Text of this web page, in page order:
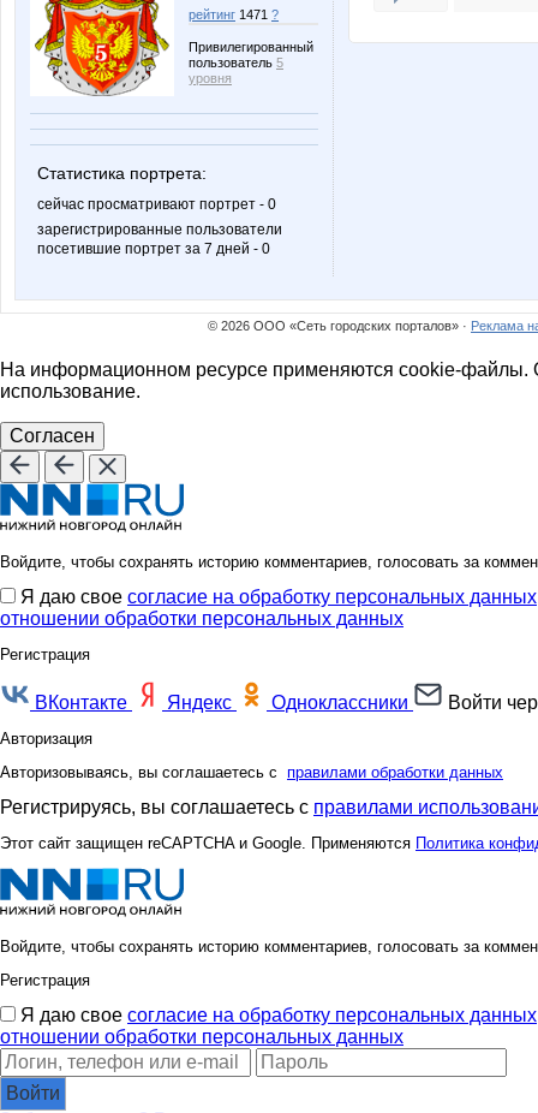
рейтинг 1471 ?
Привилегированный
пользователь 5
уровня
Статистика портрета:
сейчас просматривают портрет - 0
зарегистрированные пользователи
посетившие портрет за 7 дней - 0
© 2026 ООО «Сеть городских порталов» · Реклама
На информационном ресурсе применяются cookie-файлы.
использование.
Согласен
Войдите, чтобы сохранять историю комментариев, голосовать за
Я даю свое согласие на обработку персональных данных
отношении обработки персональных данных
Регистрация
ВКонтакте Яндекс Одноклассники Войти
Авторизация
Авторизовываясь, вы соглашаетесь с правилами обработки данных
Регистрируясь, вы соглашаетесь с правилами
Этот сайт защищен reCAPTCHA и Google. Применяются Политика
Войдите, чтобы сохранять историю комментариев, голосовать за
Регистрация
Я даю свое согласие на обработку персональных данных
отношении обработки персональных данных
Войти